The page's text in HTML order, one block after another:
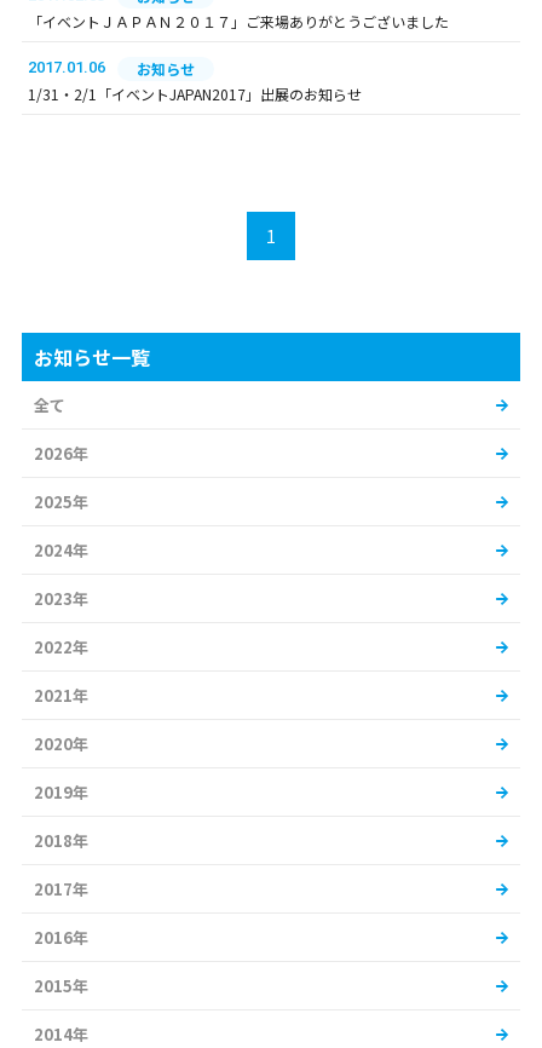
「イベントＪＡＰＡＮ２０１７」ご来場ありがとうございました
2017.01.06
お知らせ
1/31・2/1「イベントJAPAN2017」出展のお知らせ
1
お知らせ一覧
全て
2026年
2025年
2024年
2023年
2022年
2021年
2020年
2019年
2018年
2017年
2016年
2015年
2014年